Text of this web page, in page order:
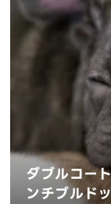
ダブルコー
ンチブルド